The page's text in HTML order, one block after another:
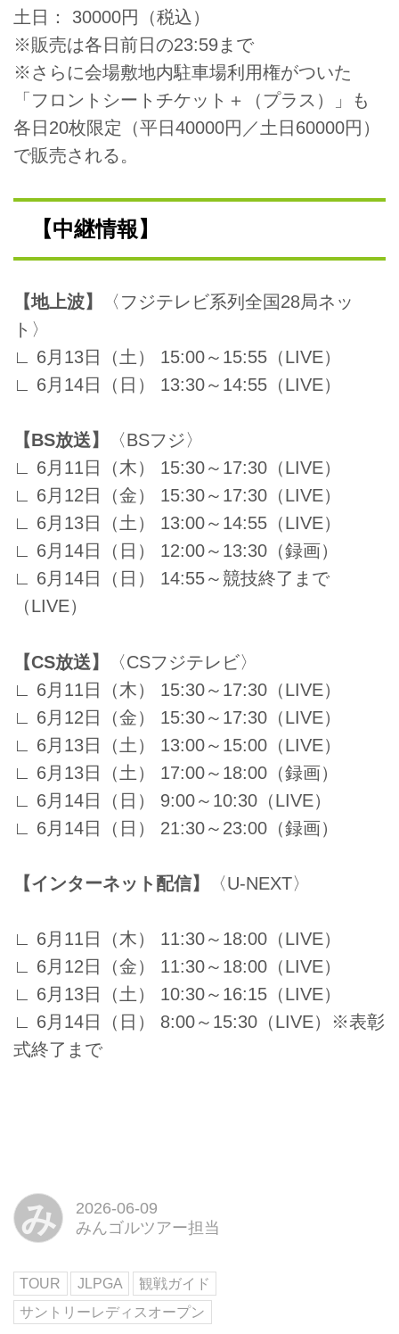
土日： 30000円（税込）
※販売は各日前日の23:59まで
※さらに会場敷地内駐車場利用権がついた
「フロントシートチケット＋（プラス）」も
各日20枚限定（平日40000円／土日60000円）
で販売される。
【中継情報】
【地上波】
〈フジテレビ系列全国28局ネッ
ト〉
∟ 6月13日（土） 15:00～15:55（LIVE）
∟ 6月14日（日） 13:30～14:55（LIVE）
【BS放送】
〈BSフジ〉
∟ 6月11日（木） 15:30～17:30（LIVE）
∟ 6月12日（金） 15:30～17:30（LIVE）
∟ 6月13日（土） 13:00～14:55（LIVE）
∟ 6月14日（日） 12:00～13:30（録画）
∟ 6月14日（日） 14:55～競技終了まで
（LIVE）
【CS放送】
〈CSフジテレビ〉
∟ 6月11日（木） 15:30～17:30（LIVE）
∟ 6月12日（金） 15:30～17:30（LIVE）
∟ 6月13日（土） 13:00～15:00（LIVE）
∟ 6月13日（土） 17:00～18:00（録画）
∟ 6月14日（日） 9:00～10:30（LIVE）
∟ 6月14日（日） 21:30～23:00（録画）
【インターネット配信】 〈U-NEXT〉
∟ 6月11日（木） 11:30～18:00（LIVE）
∟ 6月12日（金） 11:30～18:00（LIVE）
∟ 6月13日（土） 10:30～16:15（LIVE）
∟ 6月14日（日） 8:00～15:30（LIVE）※表彰
式終了まで
み
2026-06-09
みんゴルツアー担当
TOUR JLPGA
観戦ガイド
サントリーレディスオープン